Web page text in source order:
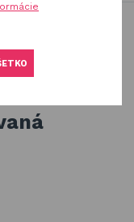
Registrovať
pruhovaná
100%